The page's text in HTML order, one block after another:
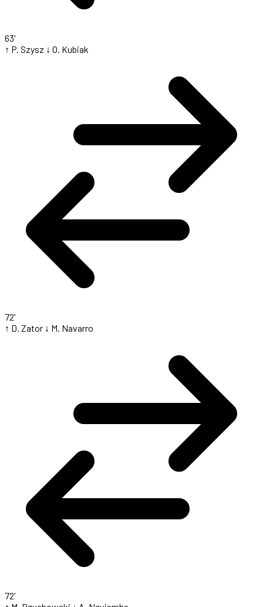
63'
↑ P. Szysz ↓ O. Kubiak
72'
↑ D. Zator ↓ M. Navarro
72'